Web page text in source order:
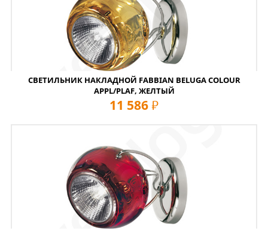
СВЕТИЛЬНИК НАКЛАДНОЙ FABBIAN BELUGA COLOUR
APPL/PLAF, ЖЕЛТЫЙ
11 586 руб